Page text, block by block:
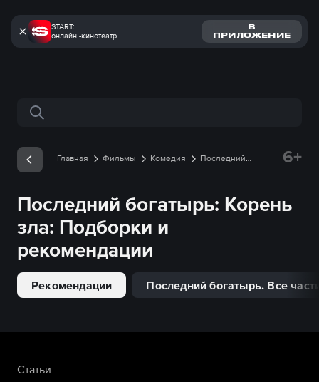
START:
онлайн -кинотеатр
В
ПРИЛОЖЕНИЕ
Поиск по сайту
Главная Фильмы Комедия
Последний
6+
Последний богатырь: Корень
зла: Подборки и
рекомендации
Рекомендации Последний богатырь. Все
Статьи